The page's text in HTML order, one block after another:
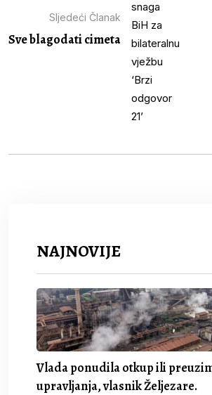
Sljedeći Članak
Sve blagodati cimeta
NAJNOVIJE
Vlada ponudila otkup ili
upravljanja, vlasnik Željezare.